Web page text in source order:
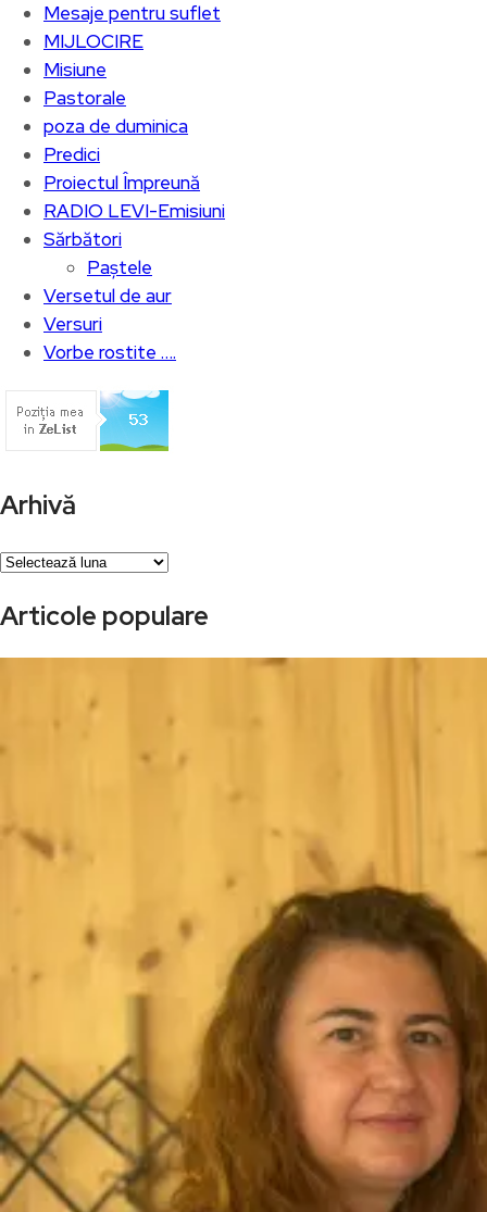
Mesaje pentru suflet
MIJLOCIRE
Misiune
Pastorale
poza de duminica
Predici
Proiectul Împreună
RADIO LEVI-Emisiuni
Sărbători
Paștele
Versetul de aur
Versuri
Vorbe rostite ….
Arhivă
Arhivă
Articole populare